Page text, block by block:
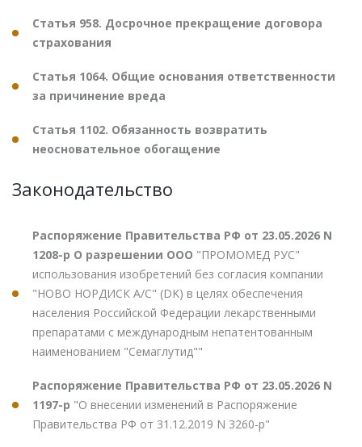
Статья 958. Досрочное прекращение договора
страхования
Статья 1064. Общие основания ответственности
за причинение вреда
Статья 1102. Обязанность возвратить
неосновательное обогащение
Законодательство
Распоряжение Правительства РФ от 23.05.2026 N
1208-р О разрешении ООО "ПРОМОМЕД РУС"
использования изобретений без согласия компании
"НОВО НОРДИСК А/С" (DK) в целях обеспечения
населения Российской Федерации лекарственными
препаратами с международным непатентованным
наименованием "Семаглутид""
Распоряжение Правительства РФ от 23.05.2026 N
1197-р "О внесении изменений в Распоряжение
Правительства РФ от 31.12.2019 N 3260-р"